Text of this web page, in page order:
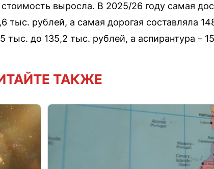
выросла. В 2025/26 году самая
тыс. рублей, а самая дорогая составляла
тыс. до 135,2 тыс. рублей, а аспирантура –
ТАКЖЕ